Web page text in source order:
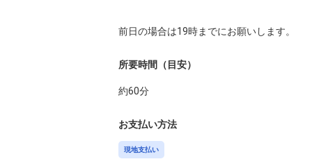
所要時間（目安）
約60分
お支払い方法
現地支払い